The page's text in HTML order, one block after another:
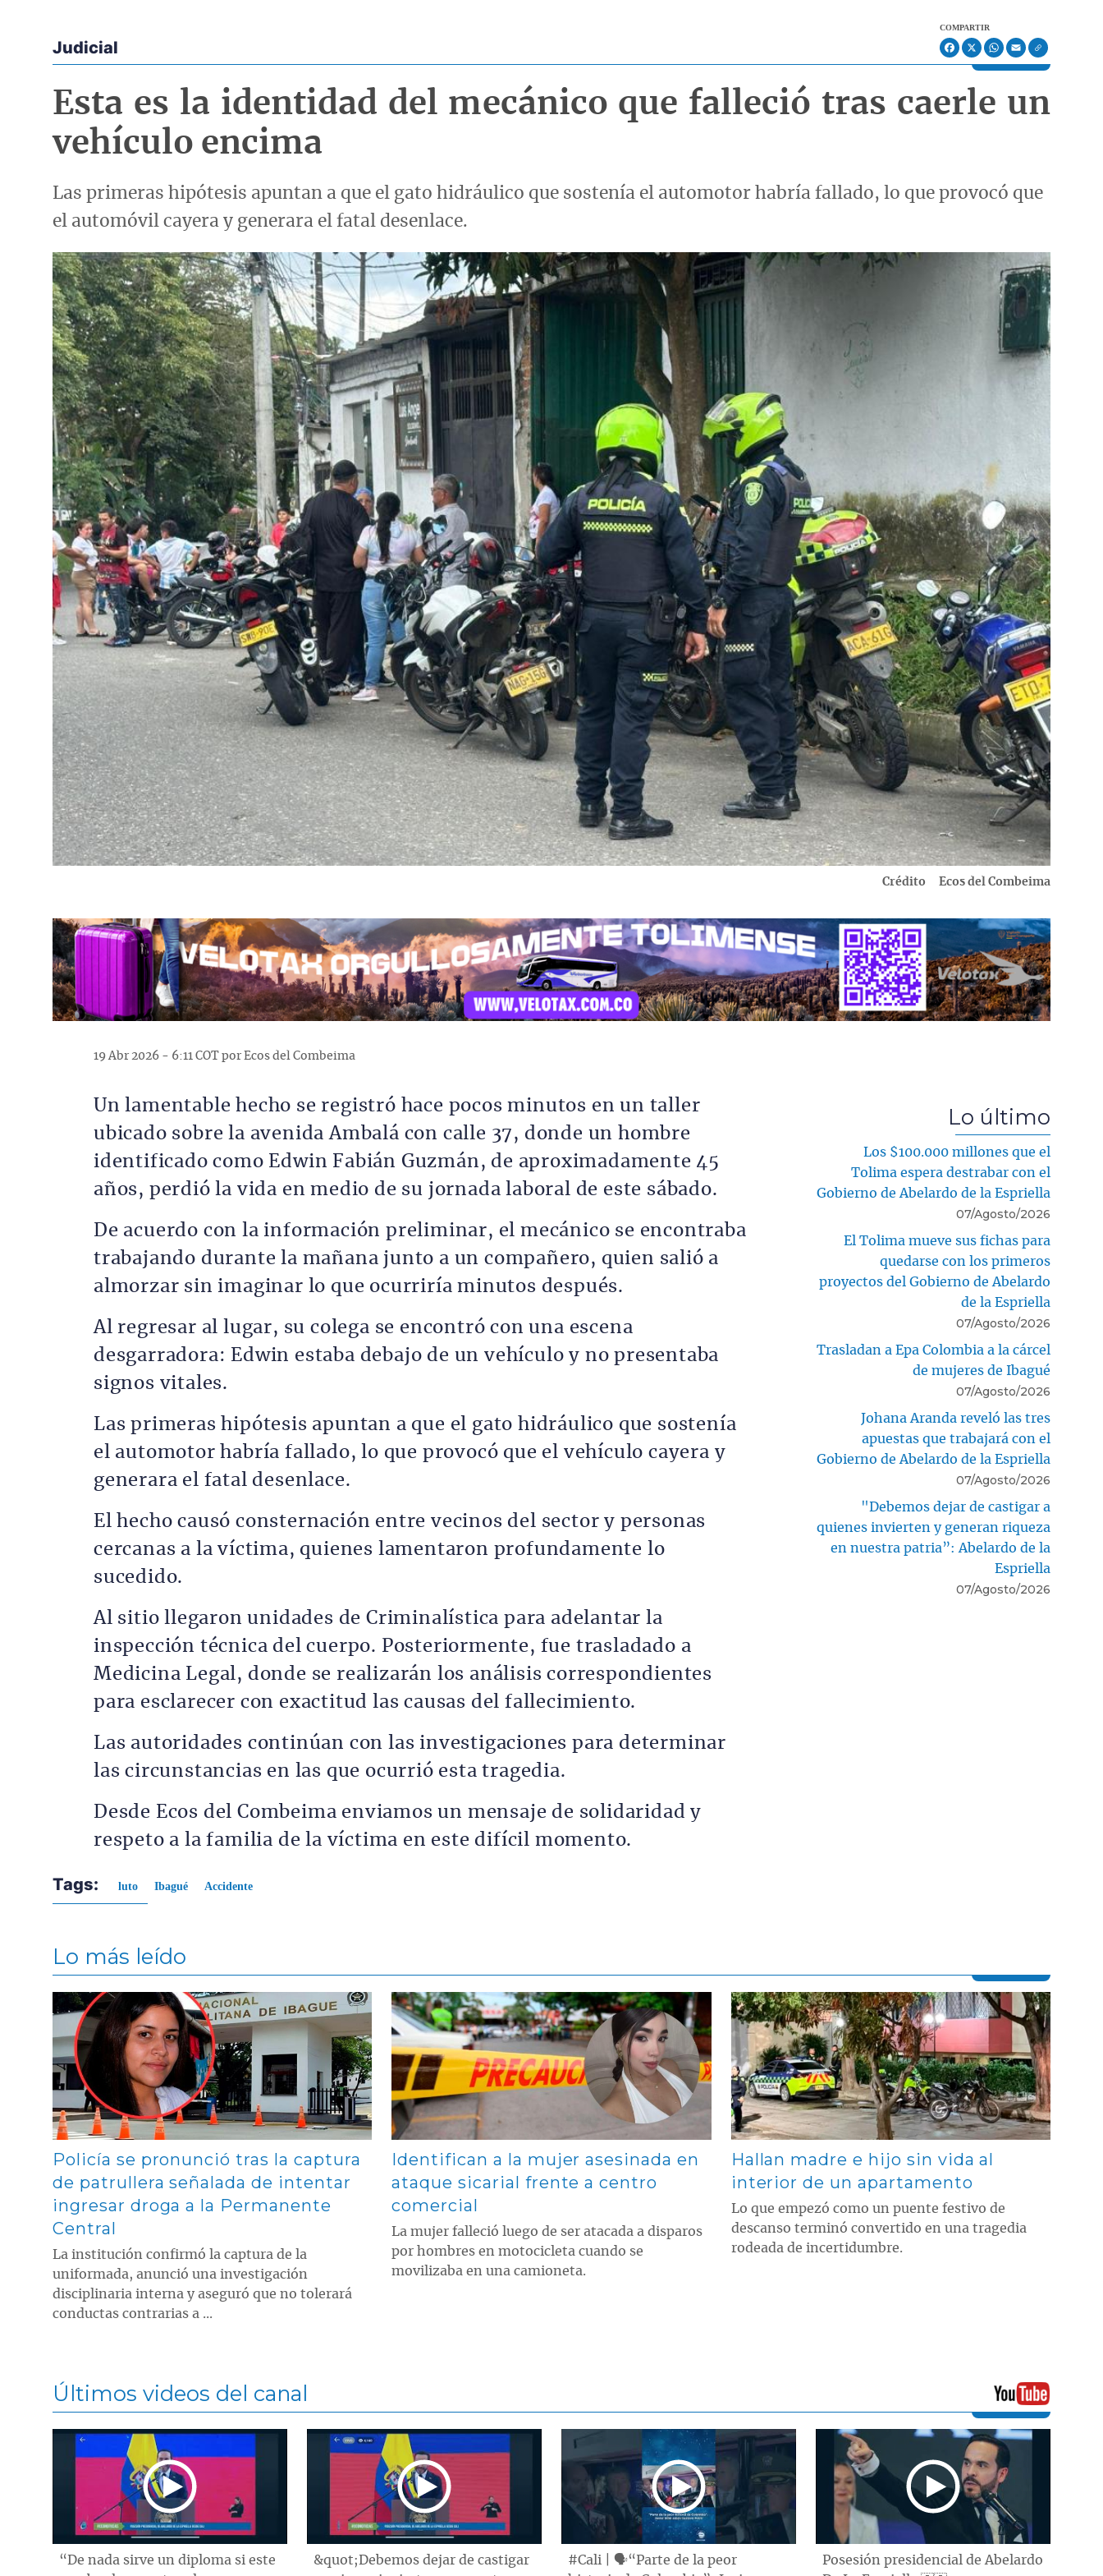
Econoticias y Eventos
Judicial
COMPARTIR
Facebook
X WhatsApp
Email
Esta es la identidad del mecánico que falleció tras caerle un
vehículo encima
Las primeras hipótesis apuntan a que el gato hidráulico que sostenía el automotor habría fallado, lo que provocó que
el automóvil cayera y generara el fatal desenlace.
Imagen
Crédito Ecos del Combeima
19 Abr 2026 - 6:11 COT por Ecos del Combeima
Un lamentable hecho se registró hace pocos minutos en un taller
ubicado sobre la avenida Ambalá con calle 37, donde un hombre
identificado como Edwin Fabián Guzmán, de aproximadamente 45
años, perdió la vida en medio de su jornada laboral de este sábado.
De acuerdo con la información preliminar, el mecánico se encontraba
trabajando durante la mañana junto a un compañero, quien salió a
almorzar sin imaginar lo que ocurriría minutos después.
Al regresar al lugar, su colega se encontró con una escena
desgarradora: Edwin estaba debajo de un vehículo y no presentaba
signos vitales.
Las primeras hipótesis apuntan a que el gato hidráulico que sostenía
el automotor habría fallado, lo que provocó que el vehículo cayera y
generara el fatal desenlace.
El hecho causó consternación entre vecinos del sector y personas
cercanas a la víctima, quienes lamentaron profundamente lo
sucedido.
Al sitio llegaron unidades de Criminalística para adelantar la
inspección técnica del cuerpo. Posteriormente, fue trasladado a
Medicina Legal, donde se realizarán los análisis correspondientes
para esclarecer con exactitud las causas del fallecimiento.
Las autoridades continúan con las investigaciones para determinar
las circunstancias en las que ocurrió esta tragedia.
Desde Ecos del Combeima enviamos un mensaje de solidaridad y
respeto a la familia de la víctima en este difícil momento.
Lo último
Los $100.000 millones que el
Tolima espera destrabar con el
Gobierno de Abelardo de la Espriella
07/Agosto/2026
El Tolima mueve sus fichas para
quedarse con los primeros
proyectos del Gobierno de Abelardo
de la Espriella
07/Agosto/2026
Trasladan a Epa Colombia a la cárcel
de mujeres de Ibagué
07/Agosto/2026
Johana Aranda reveló las tres
apuestas que trabajará con el
Gobierno de Abelardo de la Espriella
07/Agosto/2026
"Debemos dejar de castigar a
quienes invierten y generan riqueza
en nuestra patria”: Abelardo de la
Espriella
07/Agosto/2026
Tags: luto Ibagué Accidente
Lo más leído
Contenido multimedia principal
Policía se pronunció tras la captura
de patrullera señalada de intentar
ingresar droga a la Permanente
Central
La institución confirmó la captura de la
uniformada, anunció una investigación
disciplinaria interna y aseguró que no tolerará
conductas contrarias a ...
Contenido multimedia principal
Identifican a la mujer asesinada en
ataque sicarial frente a centro
comercial
La mujer falleció luego de ser atacada a disparos
por hombres en motocicleta cuando se
movilizaba en una camioneta.
Contenido multimedia principal
Hallan madre e hijo sin vida al
interior de un apartamento
Lo que empezó como un puente festivo de
descanso terminó convertido en una tragedia
rodeada de incertidumbre.
Últimos videos del canal
“De nada sirve un diploma si este
&quot;Debemos dejar de castigar
#Cali | 🗣“Parte de la peor
Posesión presidencial de Abelardo